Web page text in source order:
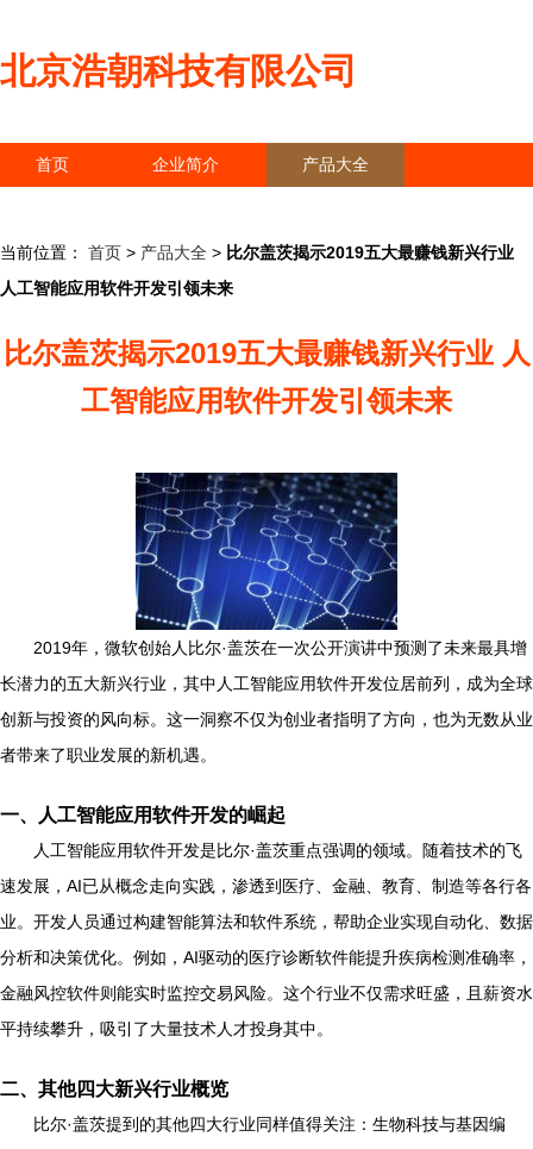
北京浩朝科技有限公司
首页 企业简介 产品大全
当前位置： 首页 > 产品大全 > 比尔盖茨揭示2019五大最赚钱新兴行业
人工智能应用软件开发引领未来
比尔盖茨揭示2019五大最赚钱新兴行业 人
工智能应用软件开发引领未来
2019年，微软创始人比尔·盖茨在一次公开演讲中预测了未来最具增
长潜力的五大新兴行业，其中人工智能应用软件开发位居前列，成为全球
创新与投资的风向标。这一洞察不仅为创业者指明了方向，也为无数从业
者带来了职业发展的新机遇。
一、人工智能应用软件开发的崛起
人工智能应用软件开发是比尔·盖茨重点强调的领域。随着技术的飞
速发展，AI已从概念走向实践，渗透到医疗、金融、教育、制造等各行各
业。开发人员通过构建智能算法和软件系统，帮助企业实现自动化、数据
分析和决策优化。例如，AI驱动的医疗诊断软件能提升疾病检测准确率，
金融风控软件则能实时监控交易风险。这个行业不仅需求旺盛，且薪资水
平持续攀升，吸引了大量技术人才投身其中。
二、其他四大新兴行业概览
比尔·盖茨提到的其他四大行业同样值得关注：生物科技与基因编